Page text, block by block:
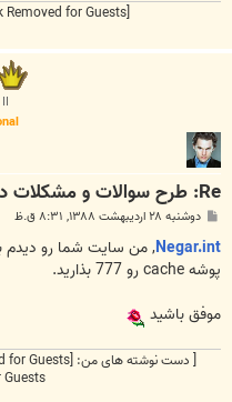
Removed for Guests]
Re: طرح سوالات و مشکلات در مورد ساخت انجمن
پ
ت
دوشنبه ۲۸ اردیبهشت ۱۳۸۸, ۸:۳۱ ق.ظ
Negar.int
پوشه cache رو 777 بذارید.
موفق باشید
[ دست نوشته های من: